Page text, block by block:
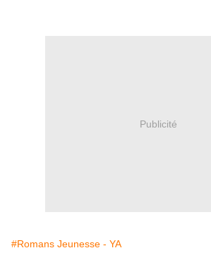
Publicité
#Romans Jeunesse - YA